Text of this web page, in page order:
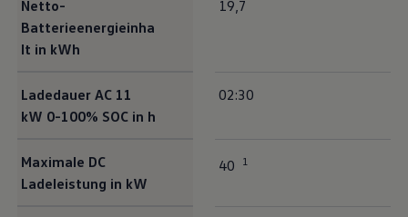
Fahrzeugabholung ab Werk
Uptime
Netto-
Batterieenergieinha
lt in kWh
19,7
Ladedauer AC 11
kW 0-100% SOC in h
02:30
Maximale DC
Ladeleistung in kW
40 1